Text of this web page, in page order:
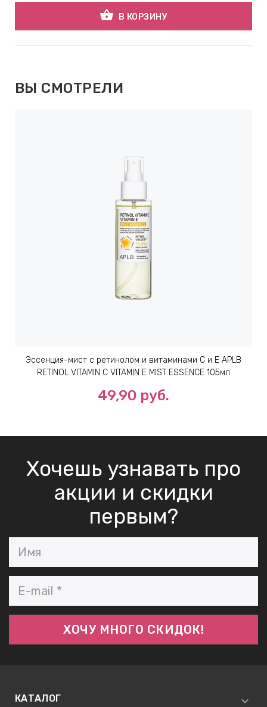
shopping_basket В КОРЗИНУ
ВЫ СМОТРЕЛИ
Эссенция-мист с ретинолом и витаминами С и Е APLB
RETINOL VITAMIN C VITAMIN E MIST ESSENCE 105мл
49,90 руб.
Хочешь узнавать про
акции и скидки
первым?
КАТАЛОГ